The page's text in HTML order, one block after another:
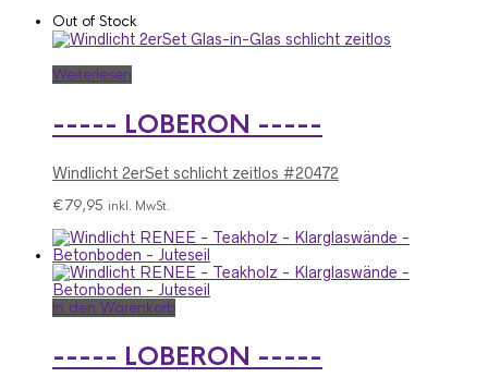
Out of Stock
Weiterlesen
----- LOBERON -----
Windlicht 2erSet schlicht zeitlos #20472
€79,95 inkl. MwSt.
In den Warenkorb
----- LOBERON -----